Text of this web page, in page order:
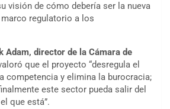
visión de cómo debería ser la nueva
marco regulatorio a los
Adam, director de la Cámara de
que el proyecto “desregula el
competencia y elimina la burocracia;
este sector pueda salir del
que está”.